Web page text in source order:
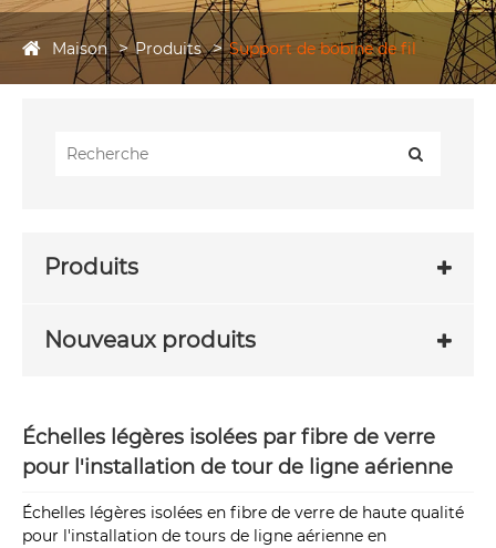
Maison Produits Support de bobine de fil
Produits
Nouveaux produits
Échelles légères isolées par fibre de verre
pour l'installation de tour de ligne aérienne
Échelles légères isolées en fibre de verre de haute qualité
pour l'installation de tours de ligne aérienne en